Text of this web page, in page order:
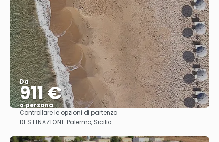
Da
911 €
a persona
Vedere
Controllare le opzioni di partenza
DESTINAZIONE:Palermo, Sicilia